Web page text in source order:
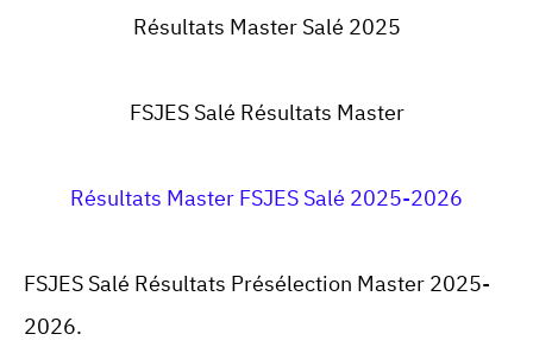
Résultats Master Salé 2025
FSJES Salé Résultats Master
Résultats Master FSJES Salé 2025-2026
FSJES Salé Résultats Présélection Master 2025-
2026.